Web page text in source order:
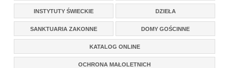
INSTYTUTY ŚWIECKIE DZIEŁA
SANKTUARIA ZAKONNE DOMY GOŚCINNE
KATALOG ONLINE
OCHRONA MAŁOLETNICH